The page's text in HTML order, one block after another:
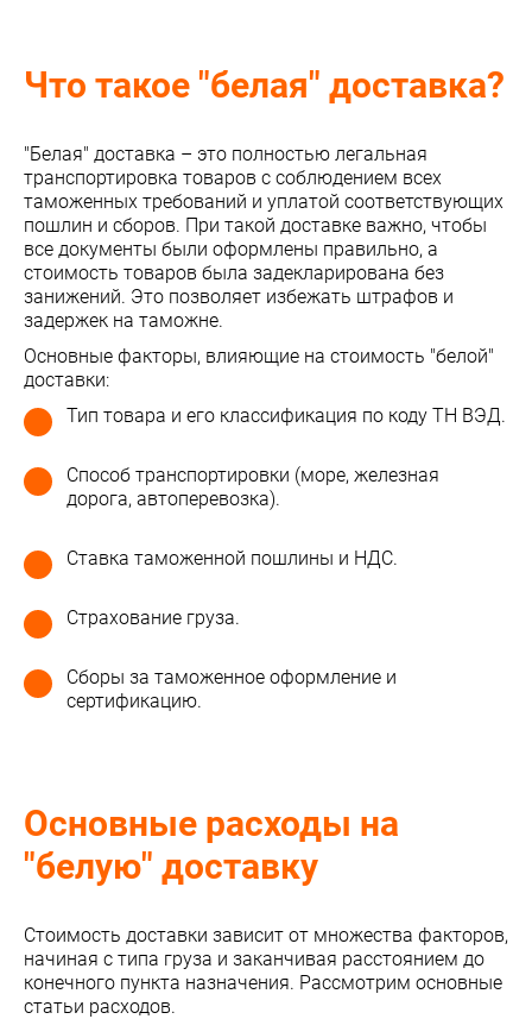
Что такое "белая" доставка?
"Белая" доставка – это полностью легальная
транспортировка товаров с соблюдением всех
таможенных требований и уплатой соответствующих
пошлин и сборов. При такой доставке важно, чтобы
все документы были оформлены правильно, а
стоимость товаров была задекларирована без
занижений. Это позволяет избежать штрафов и
задержек на таможне.
Основные факторы, влияющие на стоимость "белой"
доставки:
Тип товара и его классификация по коду ТН ВЭД.
Способ транспортировки (море, железная
дорога, автоперевозка).
Ставка таможенной пошлины и НДС.
Страхование груза.
Сборы за таможенное оформление и
сертификацию.
Основные расходы на
"белую" доставку
Стоимость доставки зависит от множества факторов,
начиная с типа груза и заканчивая расстоянием до
конечного пункта назначения. Рассмотрим основные
статьи расходов.